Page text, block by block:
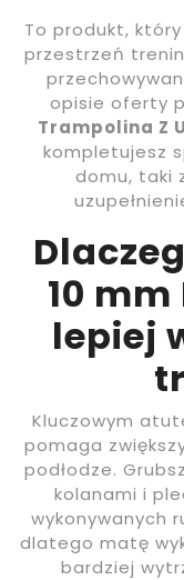
To produkt,
przestrzeń
opisie oferty
Trampolina Z
kompletujesz
domu, taki
10 mm
lepiej
Kluczowym
pomaga
podłodze.
kolanami i
wykonywanych
dlatego matę
bardziej